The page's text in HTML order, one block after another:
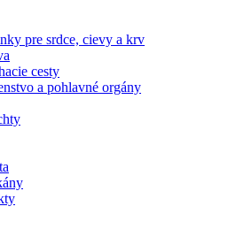
pre srdce, cievy a krv
cesty
a pohlavné orgány